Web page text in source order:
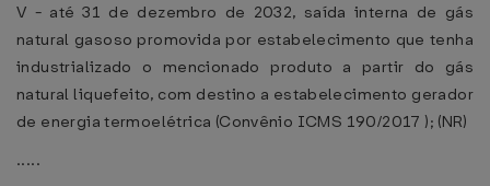
V - até 31 de dezembro de 2032, saída interna de gás
natural gasoso promovida por estabelecimento que tenha
industrializado o mencionado produto a partir do gás
natural liquefeito, com destino a estabelecimento gerador
de energia termoelétrica (Convênio ICMS 190/2017 ); (NR)
.....